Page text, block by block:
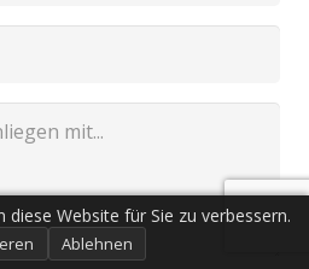
Website für Sie zu verbessern.
Ablehnen